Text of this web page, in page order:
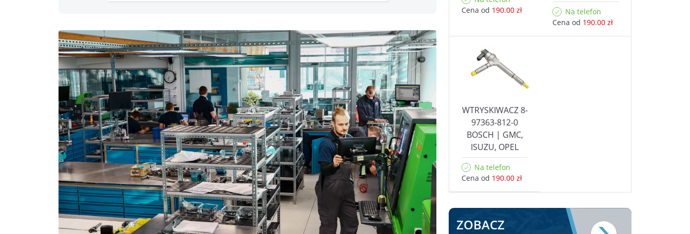
Cena od 190.00 zł
Na telefon
Cena od 190.00 zł
WTRYSKIWACZ 8-
97363-812-0
BOSCH | GMC,
ISUZU, OPEL
Na telefon
Cena od 190.00 zł
ZOBACZ